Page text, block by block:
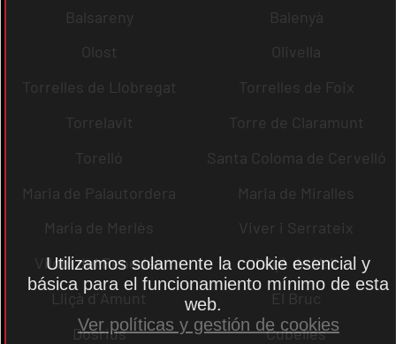
Balsareny
Balenyà
Olost
Olivella
Torrelles de Llobregat
Torrelles de Foix
Torrelavit
Torre de Claramunt
Torelló
Santa Coloma de Cervelló
Maria de Palautordera
Maria de Miralles
Maria de Merlès
Viver i Serrateix
Vilobí del Penedès
Lliçà de Vall
Lliçà d´Amunt
El Bruc
Dosrius
Cubelles
Utilizamos solamente la cookie esencial y
básica para el funcionamiento mínimo de esta
web.
Ver políticas y gestión de cookies